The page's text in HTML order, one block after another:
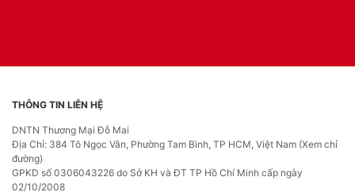
THÔNG TIN LIÊN HỆ
DNTN Thương Mại Đỗ Mai
Địa Chỉ: 384 Tô Ngọc Vân, Phường Tam Bình, TP HCM, Việt Nam (Xem chỉ
đường)
GPKD số 0306043226 do Sở KH và ĐT TP Hồ Chí Minh cấp ngày
02/10/2008